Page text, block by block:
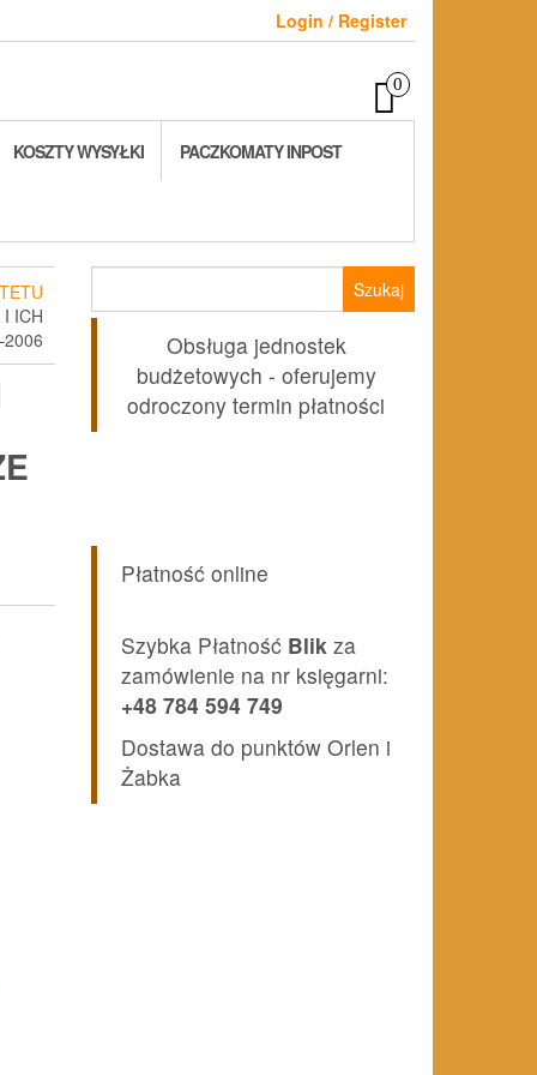
Login / Register
0
KOSZTY WYSYŁKI PACZKOMATY INPOST
ICH
Obsługa jednostek
budżetowych - oferujemy
odroczony termin płatności
Płatność online
Szybka Płatność Blik za
zamówienie na nr księgarni:
+48 784 594 749
Dostawa do punktów Orlen i
Żabka